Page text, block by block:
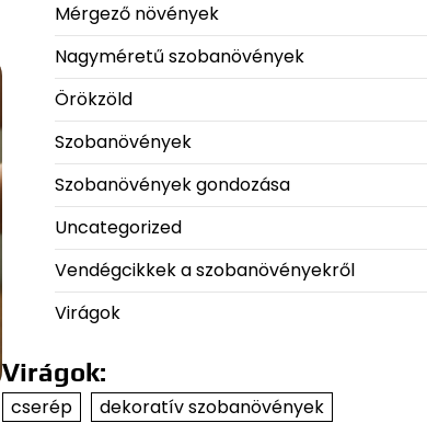
Mérgező növények
Nagyméretű szobanövények
Örökzöld
Szobanövények
Szobanövények gondozása
Uncategorized
Vendégcikkek a szobanövényekről
Virágok
Virágok:
cserép
dekoratív szobanövények